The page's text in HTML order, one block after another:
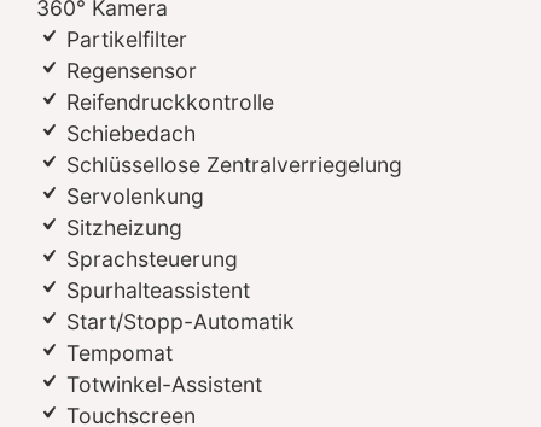
360° Kamera
Partikelfilter
Regensensor
Reifendruckkontrolle
Schiebedach
Schlüssellose Zentralverriegelung
Servolenkung
Sitzheizung
Sprachsteuerung
Spurhalteassistent
Start/Stopp-Automatik
Tempomat
Totwinkel-Assistent
Touchscreen